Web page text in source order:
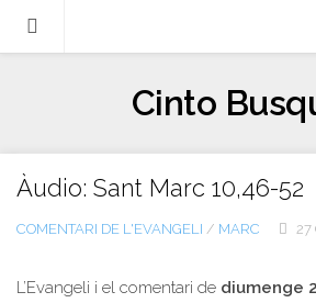
Llibres
Escrits-articles
Notícies
Cinto
Àudio: Sant Marc 10,46-52
COMENTARI DE L'EVANGELI / MARC 27
L’Evangeli i el comentari de diumenge